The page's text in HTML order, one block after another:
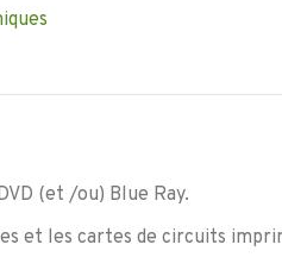
(et /ou) Blue Ray.
et les cartes de circuits